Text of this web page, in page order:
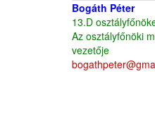
Bogáth Péter
13.D
Az osztályfőnöki
vezetője